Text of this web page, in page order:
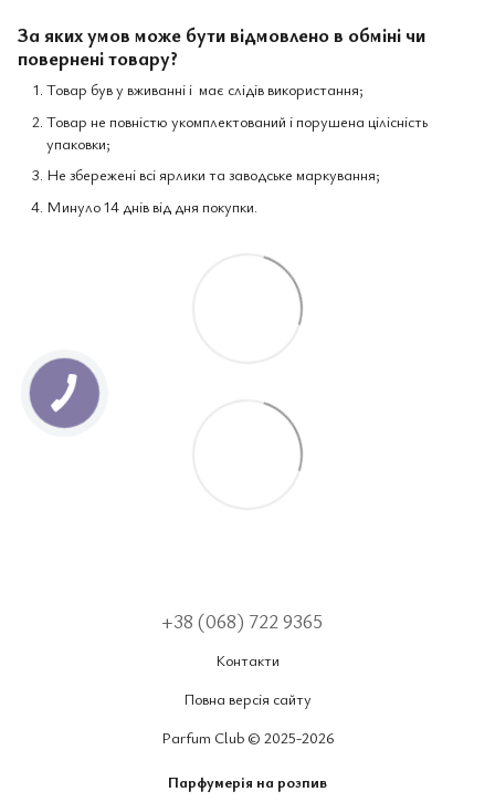
За яких умов може бути відмовлено в обміні чи
повернені товару?
Товар був у вживанні і має слідів використання;
Товар не повністю укомплектований і порушена цілісність
упаковки;
Не збережені всі ярлики та заводське маркування;
Минуло 14 днів від дня покупки.
+38 (068) 722 9365
Контакти
Повна версія сайту
Parfum Club © 2025-2026
Парфумерія на розпив